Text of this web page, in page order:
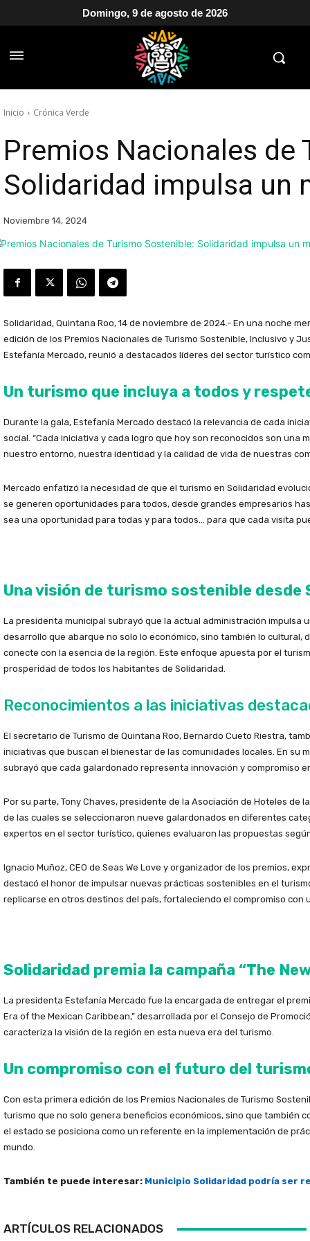
Domingo, 9 de agosto de 2026
Inicio Crónica Verde
Premios Nacionales de
Solidaridad impulsa un
Noviembre 14, 2024
Solidaridad, Quintana Roo, 14 de noviembre de 2024.- En una noche
edición de los Premios Nacionales de Turismo Sostenible, Inclusivo y
Estefanía Mercado, reunió a destacados líderes del sector turístico
Un turismo que incluya a todos y
Durante la gala, Estefanía Mercado destacó la relevancia de cada
social. “Cada iniciativa y cada logro que hoy son reconocidos son
nuestro entorno, nuestra identidad y la calidad de vida de nuestras
Mercado enfatizó la necesidad de que el turismo en Solidaridad
se generen oportunidades para todos, desde grandes empresarios
sea una oportunidad para todas y para todos… para que cada visita
Una visión de turismo sostenible desde
La presidenta municipal subrayó que la actual administración impulsa
desarrollo que abarque no solo lo económico, sino también lo
conecte con la esencia de la región. Este enfoque apuesta por el
prosperidad de todos los habitantes de Solidaridad.
Reconocimientos a las iniciativas
El secretario de Turismo de Quintana Roo, Bernardo Cueto Riestra,
iniciativas que buscan el bienestar de las comunidades locales. En su
subrayó que cada galardonado representa innovación y compromiso
Por su parte, Tony Chaves, presidente de la Asociación de Hoteles de
de las cuales se seleccionaron nueve galardonados en diferentes
expertos en el sector turístico, quienes evaluaron las propuestas
Ignacio Muñoz, CEO de Seas We Love y organizador de los premios,
destacó el honor de impulsar nuevas prácticas sostenibles en el
replicarse en otros destinos del país, fortaleciendo el compromiso con
Solidaridad premia la campaña “The
La presidenta Estefanía Mercado fue la encargada de entregar el
Era of the Mexican Caribbean,” desarrollada por el Consejo de
caracteriza la visión de la región en esta nueva era del turismo.
Un compromiso con el futuro del
Con esta primera edición de los Premios Nacionales de Turismo
turismo que no solo genera beneficios económicos, sino que también
el estado se posiciona como un referente en la implementación de
mundo.
También te puede interesar: Municipio Solidaridad podría ser
ARTÍCULOS RELACIONADOS